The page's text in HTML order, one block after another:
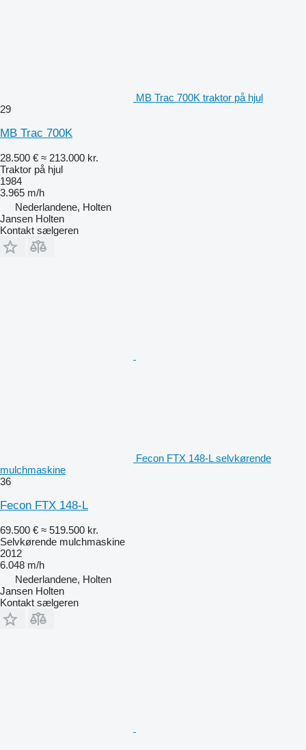
MB Trac 700K traktor på hjul
29
MB Trac 700K
28.500 € ≈ 213.000 kr.
Traktor på hjul
1984
3.965 m/h
Nederlandene, Holten
Jansen Holten
Kontakt sælgeren
Fecon FTX 148-L selvkørende
mulchmaskine
36
Fecon FTX 148-L
69.500 € ≈ 519.500 kr.
Selvkørende mulchmaskine
2012
6.048 m/h
Nederlandene, Holten
Jansen Holten
Kontakt sælgeren